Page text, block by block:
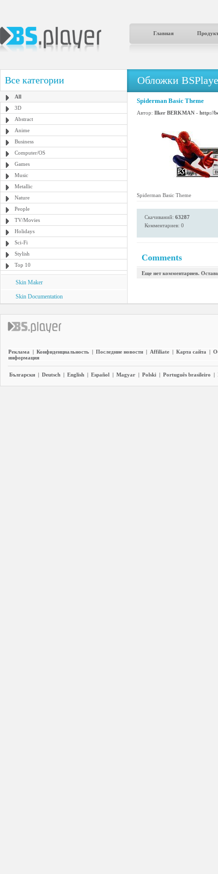
Главная
Все категории
All
3D
Abstract
Anime
Business
Computer/OS
Games
Music
Metallic
Nature
People
TV/Movies
Holidays
Sci-Fi
Stylish
Top 10
Skin Maker
Skin Documentation
Обложки
Spiderman Basic Theme
Автор: Ilker BERKMAN - http://
Spiderman Basic Theme
Скачиваний: 63287
Комментариев: 0
Comments
Еще нет комментариев.
Реклама | Конфиденциальность | Последние новости | Affiliate | Карта сайта |
информация
Български | Deutsch | English | Español | Magyar | Polski | Português brasileiro |